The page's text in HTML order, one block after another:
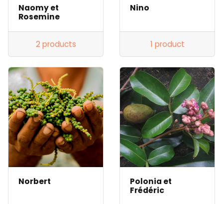
Naomy et
Rosemine
2 products
Nino
1 product
Norbert
Polonia et
Frédéric